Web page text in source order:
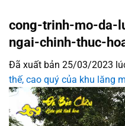
cong-trinh-mo-da-
ngai-chinh-thuc-
Đã xuất bản 25/03/2023
thế, cao quý của khu lăng